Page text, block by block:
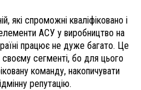
які спроможні кваліфіковано і
елементи АСУ у виробництво на
працює не дуже багато. Це
сегменті, бо для цього
команду, накопичувати
репутацію.